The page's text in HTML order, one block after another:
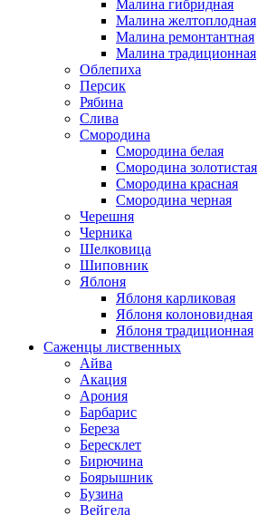
Малина гибридная
Малина желтоплодная
Малина ремонтантная
Малина традиционная
Облепиха
Персик
Рябина
Слива
Смородина
Смородина белая
Смородина золотистая
Смородина красная
Смородина черная
Черешня
Черника
Шелковица
Шиповник
Яблоня
Яблоня карликовая
Яблоня колоновидная
Яблоня традиционная
Саженцы лиственных
Айва
Акация
Арония
Барбарис
Береза
Бересклет
Бирючина
Боярышник
Бузина
Вейгела